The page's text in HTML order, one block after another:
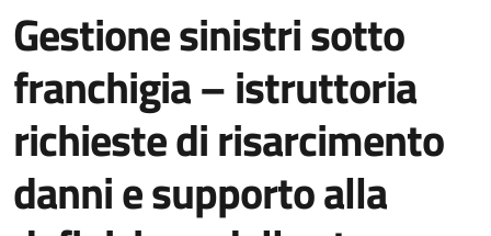
Gestione sinistri sotto
franchigia – istruttoria
richieste di risarcimento
danni e supporto alla